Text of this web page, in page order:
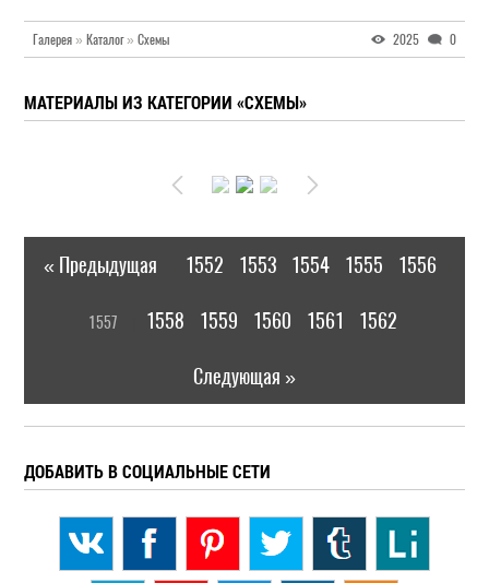
Галерея » Каталог» Схемы 2025 0
МАТЕРИАЛЫ ИЗ КАТЕГОРИИ «СХЕМЫ»
« Предыдущая 1552 1553 1554 1555 1556
1557 1558 1559 1560 1561 1562
Следующая »
ДОБАВИТЬ В СОЦИАЛЬНЫЕ СЕТИ